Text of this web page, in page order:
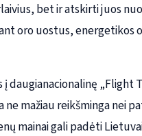
bet ir atskirti juos
oro uostus, energetikos
„Flight
mažiau reikšminga nei
mainai gali padėti